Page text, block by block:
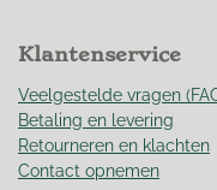
3
8
8
s
t
Klantenservice
Veelgestelde vragen
Betaling en levering
Retourneren en klachten
Contact opnemen